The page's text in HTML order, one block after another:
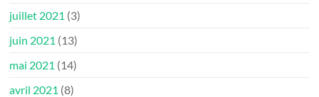
juillet 2021 (3)
juin 2021 (13)
mai 2021 (14)
avril 2021 (8)